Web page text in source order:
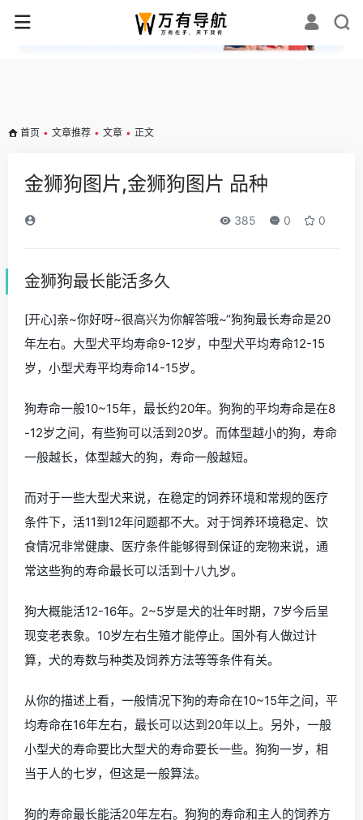
✕
首页 • 文章推荐 • 文章 • 正文
金狮狗图片,金狮狗图片 品种
385 0 0
金狮狗最长能活多久
[开心]亲~你好呀~很高兴为你解答哦~“狗狗最长寿命是20
年左右。大型犬平均寿命9-12岁，中型犬平均寿命12-15
岁，小型犬寿平均寿命14-15岁。
狗寿命一般10~15年，最长约20年。狗狗的平均寿命是在8
-12岁之间，有些狗可以活到20岁。而体型越小的狗，寿命
一般越长，体型越大的狗，寿命一般越短。
而对于一些大型犬来说，在稳定的饲养环境和常规的医疗
条件下，活11到12年问题都不大。对于饲养环境稳定、饮
食情况非常健康、医疗条件能够得到保证的宠物来说，通
常这些狗的寿命最长可以活到十八九岁。
狗大概能活12-16年。2~5岁是犬的壮年时期，7岁今后呈
现变老表象。10岁左右生殖才能停止。国外有人做过计
算，犬的寿数与种类及饲养方法等等条件有关。
从你的描述上看，一般情况下狗的寿命在10~15年之间，平
均寿命在16年左右，最长可以达到20年以上。另外，一般
小型犬的寿命要比大型犬的寿命要长一些。狗狗一岁，相
当于人的七岁，但这是一般算法。
狗的寿命最长能活20年左右。狗狗的寿命和主人的饲养方